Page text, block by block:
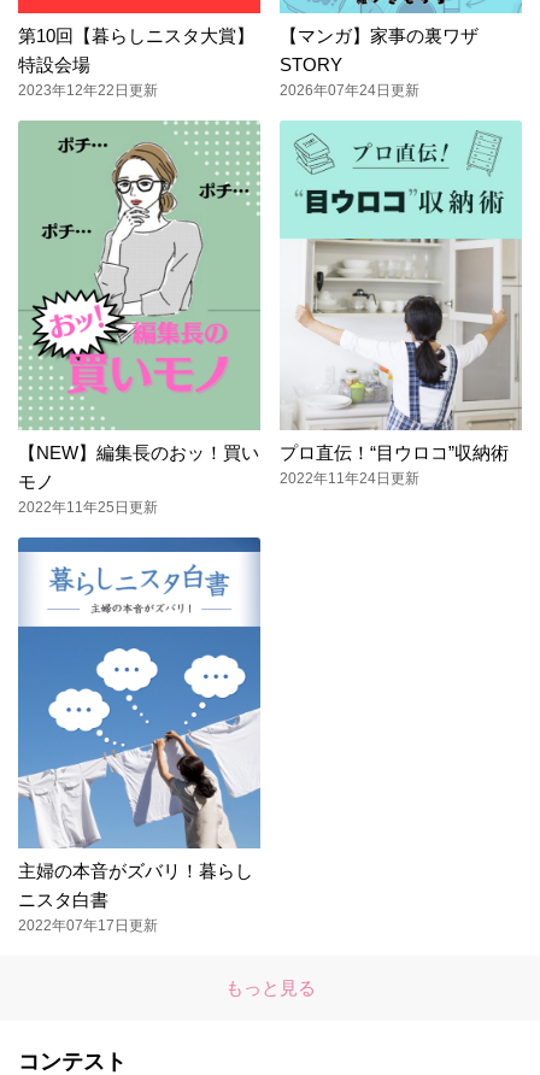
第10回【暮らしニスタ大賞】
特設会場
2023年12年22日更新
【マンガ】家事の裏ワザ
STORY
2026年07年24日更新
【NEW】編集長のおッ！買い
モノ
2022年11年25日更新
プロ直伝！“目ウロコ”収納術
2022年11年24日更新
主婦の本音がズバリ！暮らし
ニスタ白書
2022年07年17日更新
もっと見る
コンテスト